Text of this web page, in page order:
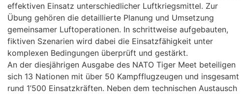
effektiven Einsatz unterschiedlicher Luftkriegsmittel. Zur
Übung gehören die detaillierte Planung und Umsetzung
gemeinsamer Luftoperationen. In schrittweise aufgebauten,
fiktiven Szenarien wird dabei die Einsatzfähigkeit unter
komplexen Bedingungen überprüft und gestärkt.
An der diesjährigen Ausgabe des NATO Tiger Meet beteiligen
sich 13 Nationen mit über 50 Kampfflugzeugen und insgesamt
rund 1’500 Einsatzkräften. Neben dem technischen Austausch